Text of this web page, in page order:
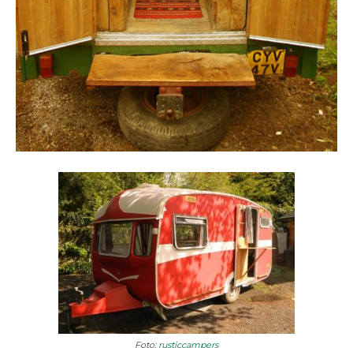
Foto: rusticcampers